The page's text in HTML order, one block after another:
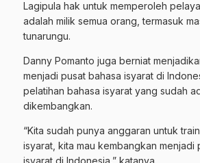
Lagipula hak untuk memperoleh
adalah milik semua orang, termasuk
tunarungu.
Danny Pomanto juga berniat
menjadi pusat bahasa isyarat di
pelatihan bahasa isyarat yang sudah
dikembangkan.
“Kita sudah punya anggaran untuk
isyarat, kita mau kembangkan menjadi